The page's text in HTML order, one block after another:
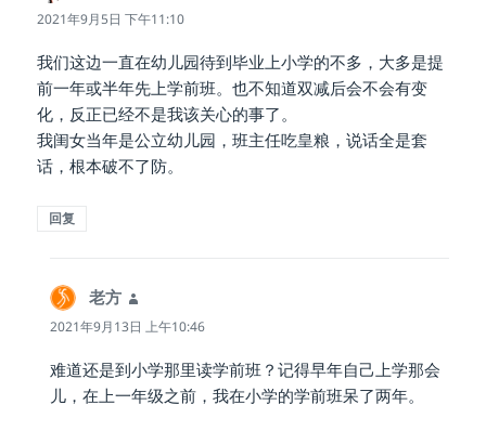
道：
2021年9月5日 下午11:10
我们这边一直在幼儿园待到毕业上小学的不多，大多是提
前一年或半年先上学前班。也不知道双减后会不会有变
化，反正已经不是我该关心的事了。
我闺女当年是公立幼儿园，班主任吃皇粮，说话全是套
话，根本破不了防。
回复
老方
道：
2021年9月13日 上午10:46
难道还是到小学那里读学前班？记得早年自己上学那会
儿，在上一年级之前，我在小学的学前班呆了两年。